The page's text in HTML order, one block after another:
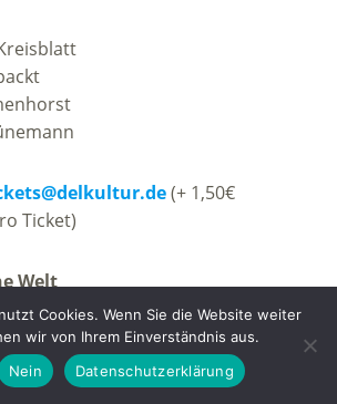
(+ 1,50€
Ticket)
Welt
prägte er den Soundtrack der 80er
überall, wo er auftritt, bis
Cookies. Wenn Sie die Website weiter
wir von Ihrem Einverständnis aus.
Nein Datenschutzerklärung